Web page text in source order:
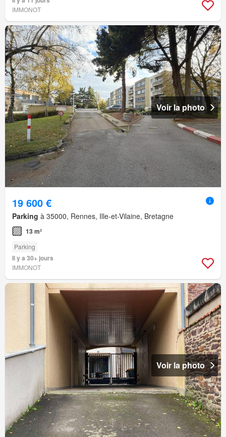
IMMONOT
Voir la photo
19 600 €
Parking à 35000, Rennes, Ille-et-Vilaine, Bretagne
13 m²
Parking
Il y a 30+ jours
IMMONOT
Voir la photo